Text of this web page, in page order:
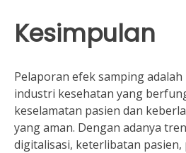
Kesimpulan
Pelaporan efek samping
industri kesehatan yang
keselamatan pasien dan
yang aman. Dengan adanya
digitalisasi, keterlibatan pasien,